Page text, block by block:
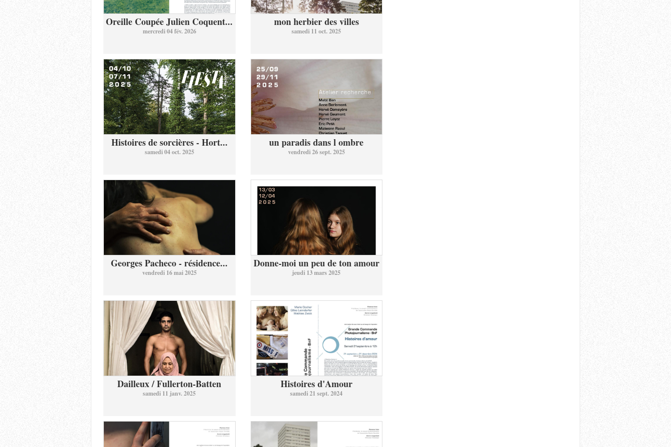
Oreille Coupée Julien Coquent...
mercredi 04 fév. 2026
mon herbier des villes
samedi 11 oct. 2025
Histoires de sorcières - Hort...
samedi 04 oct. 2025
un paradis dans l ombre
vendredi 26 sept. 2025
Georges Pacheco - résidence...
vendredi 16 mai 2025
Donne-moi un peu de ton amour
jeudi 13 mars 2025
Dailleux / Fullerton-Batten
samedi 11 janv. 2025
Histoires d'Amour
samedi 21 sept. 2024